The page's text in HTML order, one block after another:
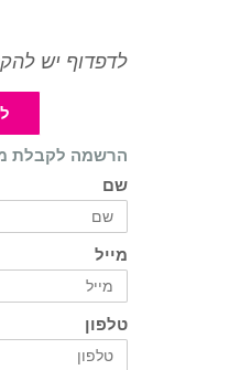
לדפדוף יש
הרשמה לקבלת
שם
מייל
טלפון